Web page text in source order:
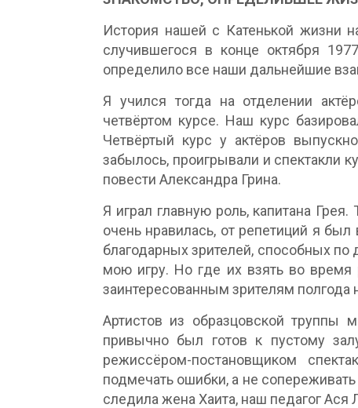
История нашей с Катенькой жизни
случившегося в конце октября
определило все наши дальнейшие
Я учился тогда на отделении
четвёртом курсе. Наш курс
Четвёртый курс у актёров
забылось, проигрывали и спектакли
повести Александра Грина.
Я играл главную роль, капитана
очень нравилась, от репетиций я
благодарных зрителей, способных
мою игру. Но где их взять во время
заинтересованным зрителям полгода
Артистов из образцовской труппы
привычно был готов к пустому
режиссёром-постановщиком
подмечать ошибки, а не
следила жена Хаита, наш педагог Ася